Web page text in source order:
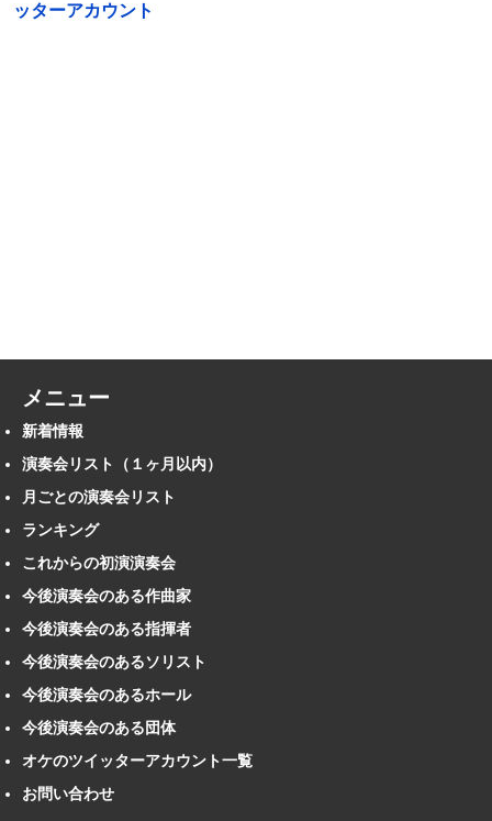
ッターアカウント
メニュー
新着情報
演奏会リスト（１ヶ月以内）
月ごとの演奏会リスト
ランキング
これからの初演演奏会
今後演奏会のある作曲家
今後演奏会のある指揮者
今後演奏会のあるソリスト
今後演奏会のあるホール
今後演奏会のある団体
オケのツイッターアカウント一覧
お問い合わせ